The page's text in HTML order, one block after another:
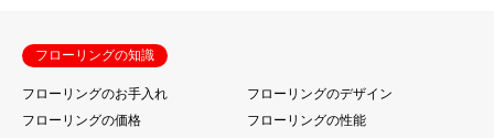
フローリングの知識
フローリングのお手入れ
フローリングのデザイン
フローリングの価格
フローリングの性能